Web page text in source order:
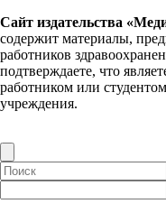
Сайт издательства
содержит материалы,
работников
подтверждаете, что
работником или
учреждения.